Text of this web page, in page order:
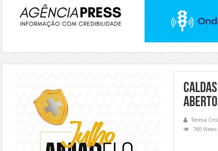
Teresa
760 Views